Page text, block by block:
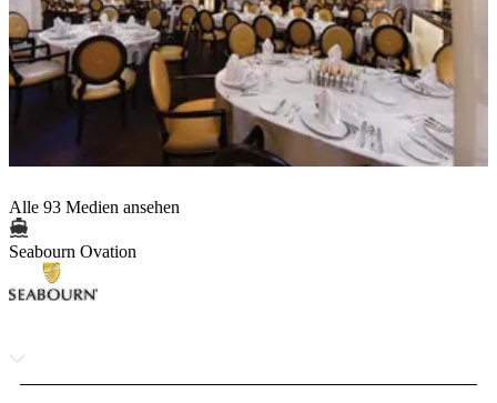
Alle 93 Medien ansehen
Seabourn Ovation